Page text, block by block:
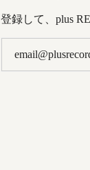
登録して、plus